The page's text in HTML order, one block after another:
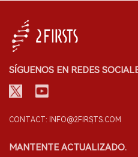
SÍGUENOS EN REDES
CONTACT: INFO@2FIRSTS.COM
MANTENTE ACTUALIZADO.